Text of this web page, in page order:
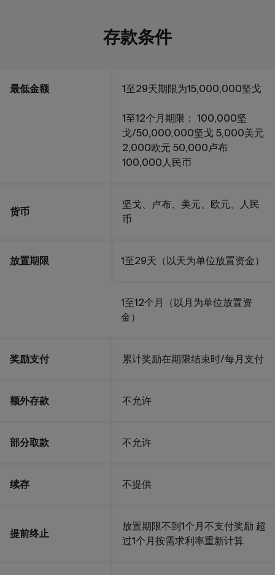
存款条件
最低金额 1至29天期限为15,000,000坚戈
1至12个月期限： 100,000坚
戈/50,000,000坚戈 5,000美元
2,000欧元 50,000卢布
100,000人民币
货币
坚戈、卢布、美元、欧元、人民
币
放置期限 1至29天（以天为单位放置资金）
1至12个月（以月为单位放置资
金）
奖励支付 累计奖励在期限结束时/每月支付
额外存款 不允许
部分取款 不允许
续存 不提供
提前终止
放置期限不到1个月不支付奖励 超
过1个月按需求利率重新计算